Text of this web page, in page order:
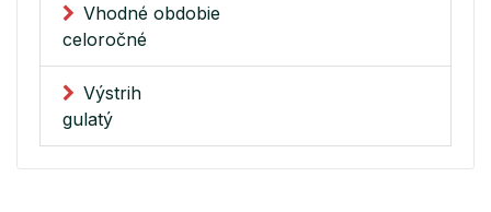
Vhodné obdobie
celoročné
Výstrih
gulatý